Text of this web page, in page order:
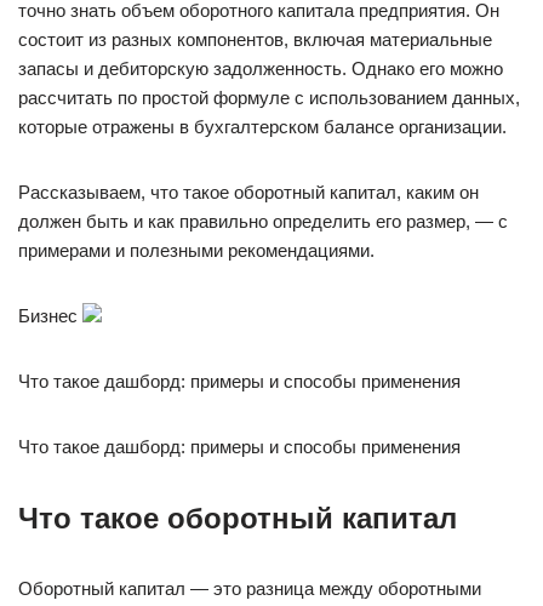
точно знать объем оборотного капитала предприятия. Он
состоит из разных компонентов, включая материальные
запасы и дебиторскую задолженность. Однако его можно
рассчитать по простой формуле с использованием данных,
которые отражены в бухгалтерском балансе организации.
Рассказываем, что такое оборотный капитал, каким он
должен быть и как правильно определить его размер, — с
примерами и полезными рекомендациями.
Бизнес
Что такое дашборд: примеры и способы применения
Что такое дашборд: примеры и способы применения
Что такое оборотный капитал
Оборотный капитал — это разница между оборотными